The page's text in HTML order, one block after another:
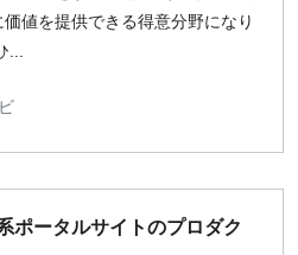
値を提供できる得意分野になり
ポータルサイトのプロダク